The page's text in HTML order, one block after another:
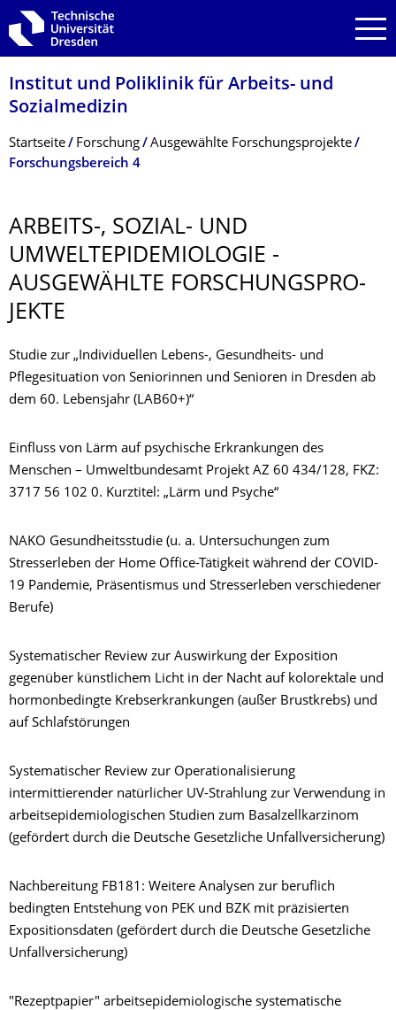
Zur Hauptnavigation springen
Zur Suche springen
Zum Inhalt springen
Institut und Poliklinik für Arbeits- und
Sozialmedizin
Breadcrumb-Menü
Startseite Forschung
Ausgewählte Forschungsprojekte
Forschungsbereich 4
ARBEITS-, SOZIAL- UND
UMWELTEPIDEMIO­LOGIE -
AUSGEWÄHLTE FORSCHUNGSPRO­
JEKTE
Studie zur „Individuellen Lebens-, Gesundheits- und
Pflegesituation von Seniorinnen und Senioren in Dresden ab
dem 60. Lebensjahr (LAB60+)“
Einfluss von Lärm auf psychische Erkrankungen des
Menschen – Umweltbundesamt Projekt AZ 60 434/128, FKZ:
3717 56 102 0. Kurztitel: „Lärm und Psyche“
NAKO Gesundheitsstudie (u. a. Untersuchungen zum
Stresserleben der Home Office-Tätigkeit während der COVID-
19 Pandemie, Präsentismus und Stresserleben verschiedener
Berufe)
Systematischer Review zur Auswirkung der Exposition
gegenüber künstlichem Licht in der Nacht auf kolorektale und
hormonbedingte Krebserkrankungen (außer Brustkrebs) und
auf Schlafstörungen
Systematischer Review zur Operationalisierung
intermittierender natürlicher UV-Strahlung zur Verwendung in
arbeitsepidemiologischen Studien zum Basalzellkarzinom
(gefördert durch die Deutsche Gesetzliche Unfallversicherung)
Nachbereitung FB181: Weitere Analysen zur beruflich
bedingten Entstehung von PEK und BZK mit präzisierten
Expositionsdaten (gefördert durch die Deutsche Gesetzliche
Unfallversicherung)
"Rezeptpapier" arbeitsepidemiologische systematische